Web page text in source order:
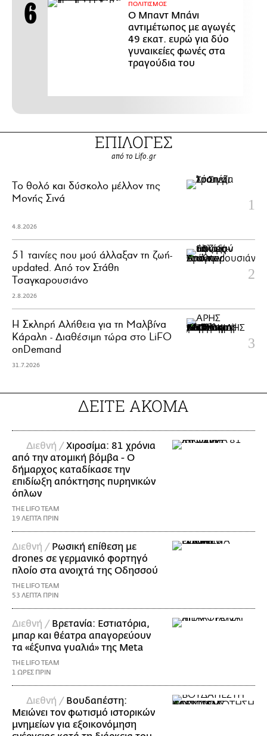
ΠΟΛΙΤΙΣΜΟΣ
Ο Μπαντ Μπάνι
αντιμέτωπος με αγωγές
49 εκατ. ευρώ για δύο
γυναικείες φωνές στα
τραγούδια του
ΕΠΙΛΟΓΕΣ
από το Lifo.gr
Το θολό και δύσκολο μέλλον της
Μονής Σινά
4.8.2026
51 ταινίες που μού άλλαξαν τη ζωή-
updated. Aπό τον Στάθη
Τσαγκαρουσιάνο
2.8.2026
Η Σκληρή Αλήθεια για τη Μαλβίνα
Κάραλη - Διαθέσιμη τώρα στo LiFO
onDemand
31.7.2026
ΔΕΙΤΕ ΑΚΟΜΑ
Διεθνή / Χιροσίμα: 81 χρόνια
από την ατομική βόμβα - Ο
δήμαρχος καταδίκασε την
επιδίωξη απόκτησης πυρηνικών
όπλων
THE LIFO TEAM
19 ΛΕΠΤΑ ΠΡΙΝ
Διεθνή / Ρωσική επίθεση με
drones σε γερμανικό φορτηγό
πλοίο στα ανοιχτά της Οδησσού
THE LIFO TEAM
53 ΛΕΠΤΑ ΠΡΙΝ
Διεθνή / Βρετανία: Εστιατόρια,
μπαρ και θέατρα απαγορεύουν
τα «έξυπνα γυαλιά» της Meta
THE LIFO TEAM
1 ΩΡΕΣ ΠΡΙΝ
Διεθνή / Βουδαπέστη:
Μειώνει τον φωτισμό ιστορικών
μνημείων για εξοικονόμηση